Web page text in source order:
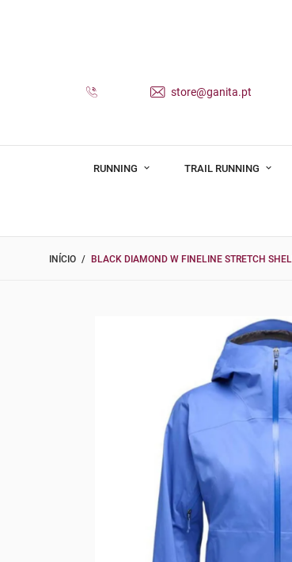
store@ganita.pt
RUNNING TRAIL RUNNING
INÍCIO BLACK DIAMOND W FINELINE STRETCH